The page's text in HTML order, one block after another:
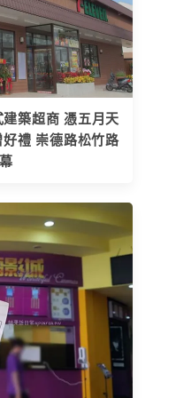
築超商 憑五月天
禮 崇德路松竹路